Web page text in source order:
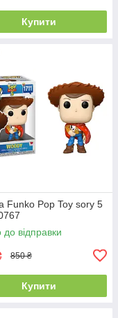
Купити
Funko Pop Toy sory 5
до відправки
850 ₴
Купити